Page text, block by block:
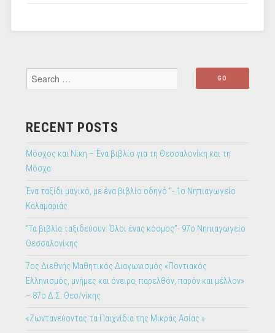
ρόλων)
RECENT POSTS
Μόσχος και Νίκη – Ένα βιβλίο για τη Θεσσαλονίκη και τη
Μόσχα
Ένα ταξίδι μαγικό, με ένα βιβλίο οδηγό “- 1ο Νηπιαγωγείο
Καλαμαριάς
“Τα βιβλία ταξιδεύουν. Όλοι ένας κόσμος”- 97ο Νηπιαγωγείο
Θεσσαλονίκης
7ος Διεθνής Μαθητικός Διαγωνισμός «Ποντιακός
Ελληνισμός, μνήμες και όνειρα, παρελθόν, παρόν και μέλλον»
– 87ο Δ.Σ. Θεσ/νίκης
«Ζωντανεύοντας τα Παιχνίδια της Μικράς Ασίας »